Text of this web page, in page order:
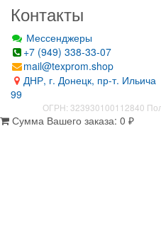
Контакты
Мессенджеры
+7 (949) 338-33-07
mail@texprom.shop
ДНР, г. Донецк, пр-т. Ильича
99
ОГРН: 323930100112840
Сумма Вашего заказа: 0 ₽